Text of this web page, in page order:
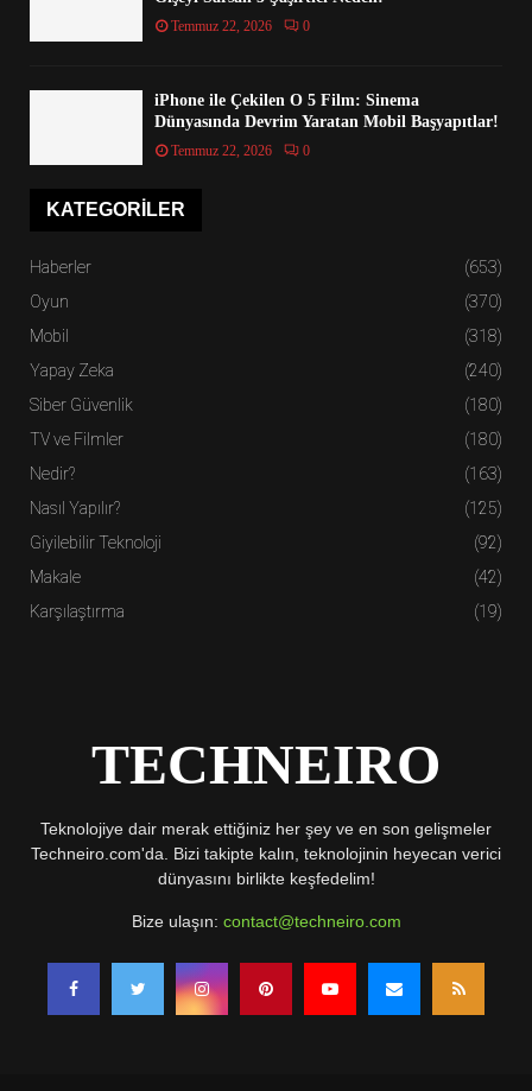
Temmuz 22, 2026 0
iPhone ile Çekilen O 5 Film: Sinema
Dünyasında Devrim Yaratan Mobil Başyapıtlar!
Temmuz 22, 2026 0
KATEGORILER
Haberler
(653)
Oyun
(370)
Mobil
(318)
Yapay Zeka
(240)
Siber Güvenlik
(180)
TV ve Filmler
(180)
Nedir?
(163)
Nasıl Yapılır?
(125)
Giyilebilir Teknoloji
(92)
Makale
(42)
Karşılaştırma
(19)
TECHNEIRO
Teknolojiye dair merak ettiğiniz her şey ve en son gelişmeler
Techneiro.com'da. Bizi takipte kalın, teknolojinin heyecan verici
dünyasını birlikte keşfedelim!
Bize ulaşın: contact@techneiro.com